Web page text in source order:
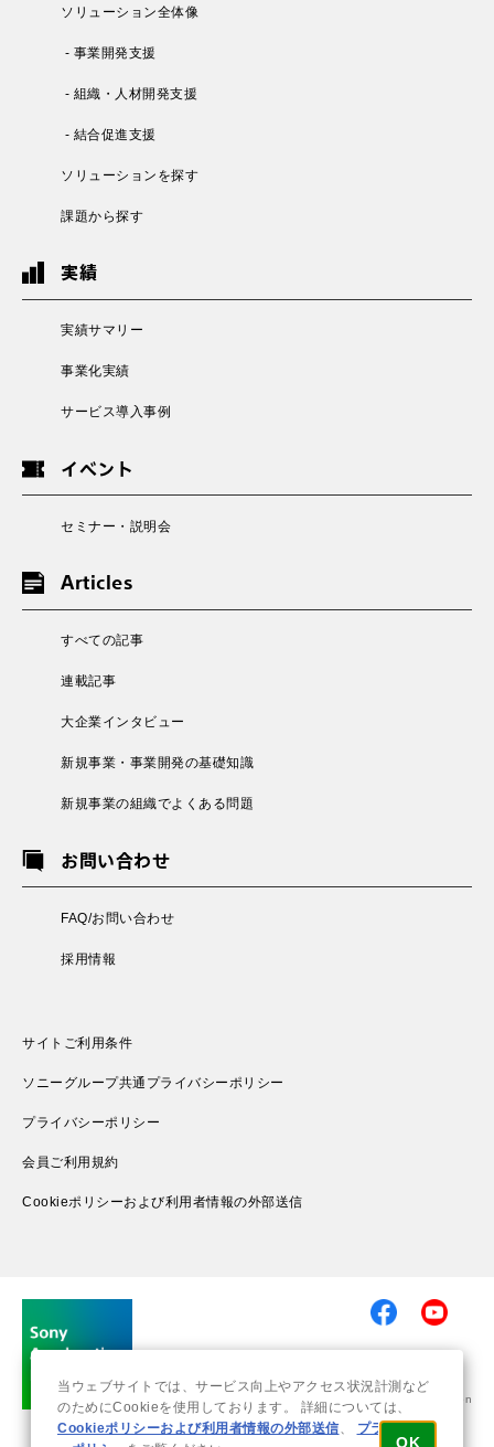
ソリューション全体像
- 事業開発支援
- 組織・人材開発支援
- 結合促進支援
ソリューションを探す
課題から探す
実績
実績サマリー
事業化実績
サービス導入事例
イベント
セミナー・説明会
Articles
すべての記事
連載記事
大企業インタビュー
新規事業・事業開発の基礎知識
新規事業の組織でよくある問題
お問い合わせ
FAQ/お問い合わせ
採用情報
サイトご利用条件
ソニーグループ共通プライバシーポリシー
プライバシーポリシー
会員ご利用規約
Cookieポリシーおよび利用者情報の外部送信
© 2019-2026 Sony Group Corporation
当ウェブサイトでは、サービス向上やアクセス状況計測など
のためにCookieを使用しております。 詳細については、
Cookieポリシーおよび利用者情報の外部送信、
プライバシ
OK